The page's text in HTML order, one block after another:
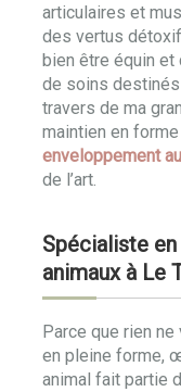
articulaires et
des vertus
bien être équin
de soins destinés
travers de ma
maintien en
enveloppement
de l’art.
Spécialiste
animaux à Le
Parce que rien
en pleine forme,
animal fait partie